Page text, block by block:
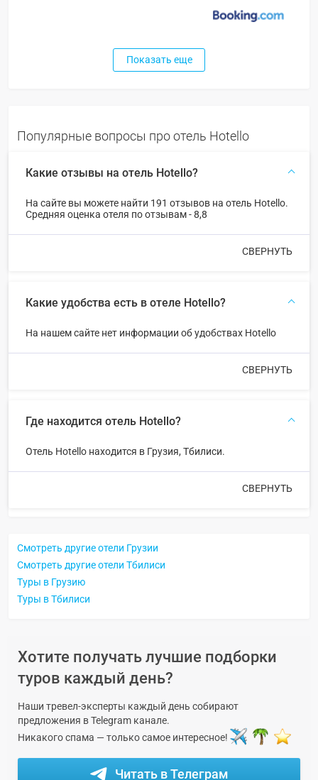
Показать еще
Популярные вопросы про отель Hotello
Какие отзывы на отель Hotello?
На сайте вы можете найти 191 отзывов на отель Hotello.
Средняя оценка отеля по отзывам - 8,8
СВЕРНУТЬ
Какие удобства есть в отеле Hotello?
На нашем сайте нет информации об удобствах Hotello
СВЕРНУТЬ
Где находится отель Hotello?
Отель Hotello находится в Грузия, Тбилиси.
СВЕРНУТЬ
Смотреть другие отели Грузии
Смотреть другие отели Тбилиси
Туры в Грузию
Туры в Тбилиси
Хотите получать лучшие подборки
туров каждый день?
Наши тревел-эксперты каждый день собирают
предложения в Telegram канале.
Никакого спама — только самое интересное!
Читать в Телеграм